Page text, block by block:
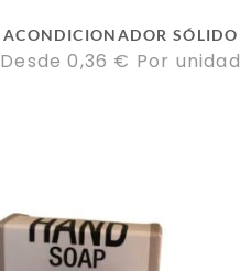
ACONDICIONADOR SÓLIDO
Desde 0,36 € Por unidad